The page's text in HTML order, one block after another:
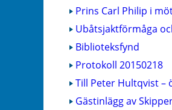
Prins Carl Philip i
Ubåtsjaktförmåga
Biblioteksfynd
Protokoll 20150218
Till Peter Hultqvist –
Gästinlägg av